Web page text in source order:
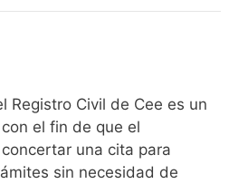
Registro Civil de Cee es un
el fin de que el
una cita para
sin necesidad de